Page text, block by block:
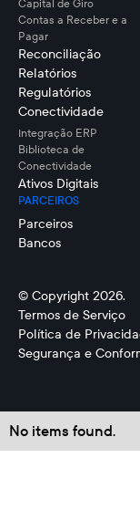
Capital de Giro
Contas a Receber e a
Pagar
Reconciliação
Relatórios
Regulatórios
Conectividade
Integração ERP
Biblioteca de
Conectividade
Ativos Digitais
PARCEIROS
Parceiros
Bancos
© Copyright 2026.
Termos de Serviço
Política de
Segurança e
No items found.